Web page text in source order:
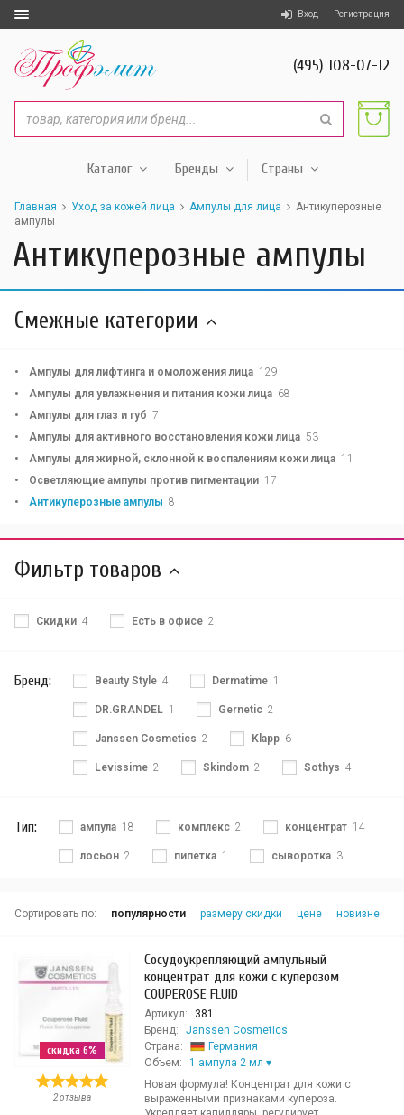
Вход Регистрация
(495) 108-07-12
Каталог Бренды Страны
Главная Уход за кожей лица Ампулы для лица
Антикуперозные
ампулы
Антикуперозные ампулы
Смежные категории
Ампулы для лифтинга и омоложения лица 129
Ампулы для увлажнения и питания кожи лица 68
Ампулы для глаз и губ 7
Ампулы для активного восстановления кожи лица 53
Ампулы для жирной, склонной к воспалениям кожи лица 11
Осветляющие ампулы против пигментации 17
Антикуперозные ампулы 8
Фильтр товаров
Скидки 4 Есть в офисе 2
Бренд: Beauty Style 4 Dermatime 1
DR.GRANDEL 1 Gernetic 2
Janssen Cosmetics 2 Klapp 6
Levissime 2 Skindom 2 Sothys 4
Тип: ампула 18 комплекс 2 концентрат 14
лосьон 2 пипетка 1 сыворотка 3
Сортировать по: популярности размеру скидки цене новизне
скидка 6%
2 отзыва
Сосудоукрепляющий ампульный
концентрат для кожи с куперозом
COUPEROSE FLUID
Артикул:
381
Бренд:
Janssen Cosmetics
Страна:
Германия
Объем:
1 ампула 2 мл
Новая формула! Концентрат для кожи с
выраженными признаками купероза.